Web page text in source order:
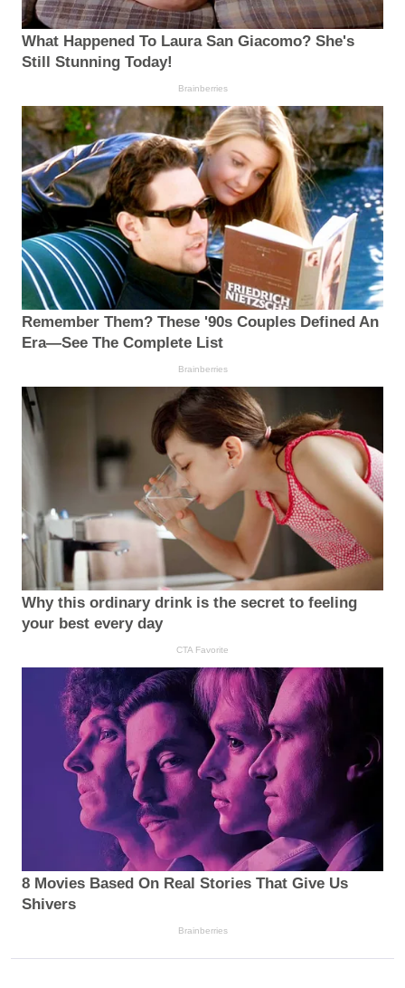
What Happened To Laura San Giacomo? She's
Still Stunning Today!
Brainberries
Remember Them? These '90s Couples Defined An
Era—See The Complete List
Brainberries
Why this ordinary drink is the secret to feeling
your best every day
CTA Favorite
8 Movies Based On Real Stories That Give Us
Shivers
Brainberries